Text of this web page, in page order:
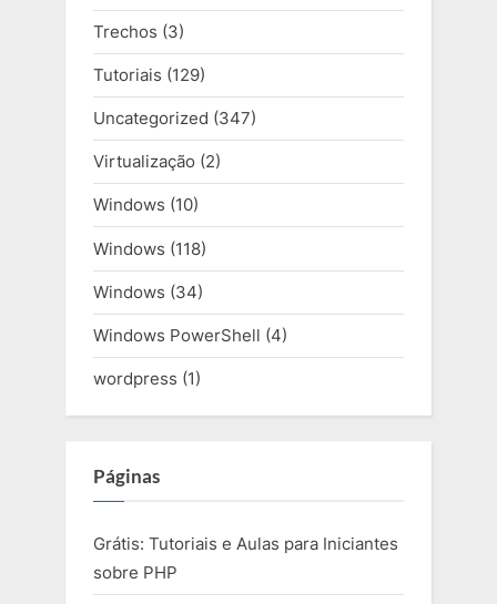
Trechos (3)
Tutoriais (129)
Uncategorized (347)
Virtualização (2)
Windows (10)
Windows (118)
Windows (34)
Windows PowerShell (4)
wordpress (1)
Páginas
Grátis: Tutoriais e Aulas para Iniciantes
sobre PHP